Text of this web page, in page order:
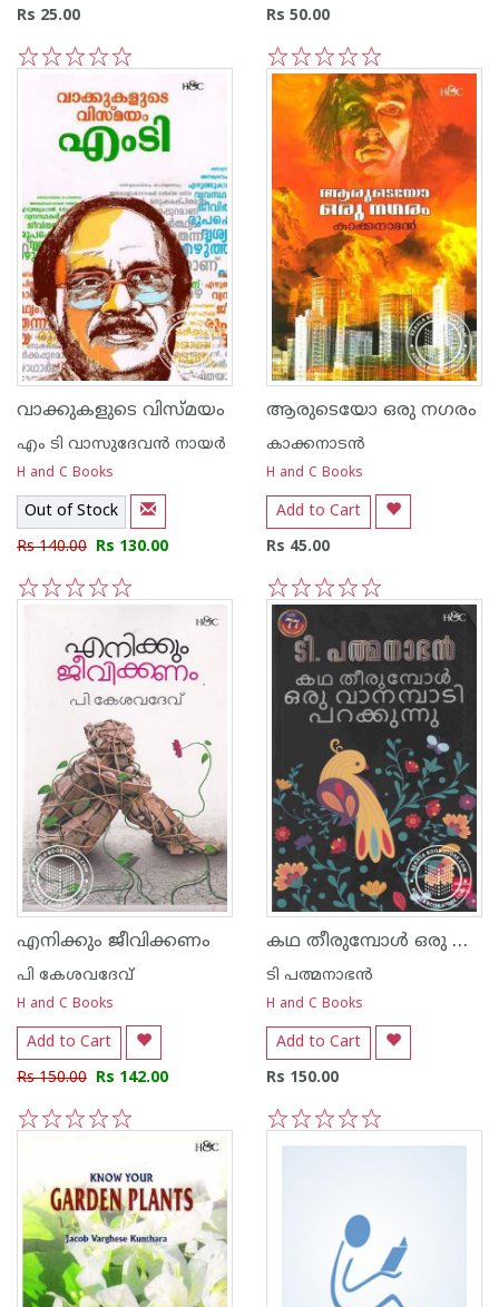
Rs 25.00 Rs 50.00
5
4
3
2
1
വാക്കുകളുടെ വിസ്മയം
എം ടി വാസുദേവന്‍ നായര്‍
H and C Books
Out of Stock
Rs 140.00 Rs 130.00
ആരുടെയോ ഒരു നഗരം
കാക്കനാടന്‍
H and C Books
Add to Cart
Rs 45.00
5
4
3
2
1
എനിക്കും ജീവിക്കണം
പി കേശവദേവ്‌
H and C Books
Add to Cart
Rs 150.00 Rs 142.00
കഥ തീരുമ്പോള്‍ ഒരു വാനമ്പാടി പറക്കുന്നു
ടി പത്മനാഭന്‍
H and C Books
Add to Cart
Rs 150.00